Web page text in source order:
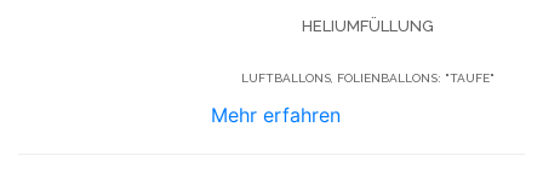
ELIUMFÜLLUNG
LUFTBALLONS, FOLIENBALLONS: "TAUFE"
Mehr erfahren